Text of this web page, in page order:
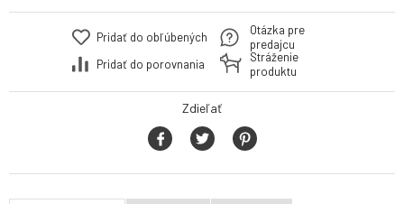
Pridať do obľúbených
Pridať do porovnania
Otázka pre
predajcu
Stráženie
produktu
Zdieľať